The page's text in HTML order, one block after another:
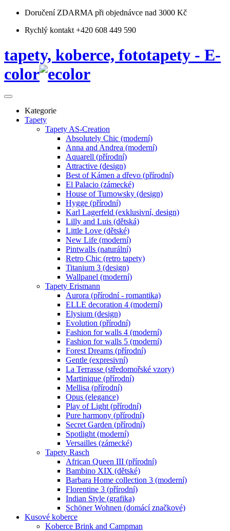
Doručení ZDARMA při objednávce nad 3000 Kč
Rychlý kontakt +420 608 449 590
tapety, koberce, fototapety - E-
color
Kategorie
Tapety
Tapety AS-Creation
Absolutely Chic (moderní)
Anna and Andrea (moderní)
Aquarell (přírodní)
Attractive (design)
Best of Kámen a dřevo (přírodní)
El Palacio (zámecké)
House of Turnowsky (design)
Hygge (přírodní)
Karl Lagerfeld (exklusivní, design)
Lilly and Luis (dětská)
Little Love (dětské)
New Life (moderní)
Pintwalls (naturální)
Retro Chic (retro tapety)
Titanium 3 (design)
Wallpanel (moderní)
Tapety Erismann
Aurora (přírodní - romantika)
ELLE decoration 4 (moderní)
Elysium (design)
Evolution (přírodní)
Fashion for walls 4 (moderní)
Fashion for walls 5 (moderní)
Forest Dreams (přírodní)
Gentle (expresivní)
La Terrasse (středomořské vzory)
Martinique (přírodní)
Mellisa (přírodní)
Opus (elegance)
Play of Light (přírodní)
Pure harmony (přírodní)
Secret Garden (přírodní)
Spotlight (moderní)
Versailles (zámecké)
Tapety Rasch
African Queen III (přírodní)
Bambino XIX (dětské)
Barbara Home collection 3 (moderní)
Florentine 3 (přírodní)
Indian Style (grafika)
Schöner Wohnen (domácí značkové)
Kusové koberce
Koberce Brink and Campman